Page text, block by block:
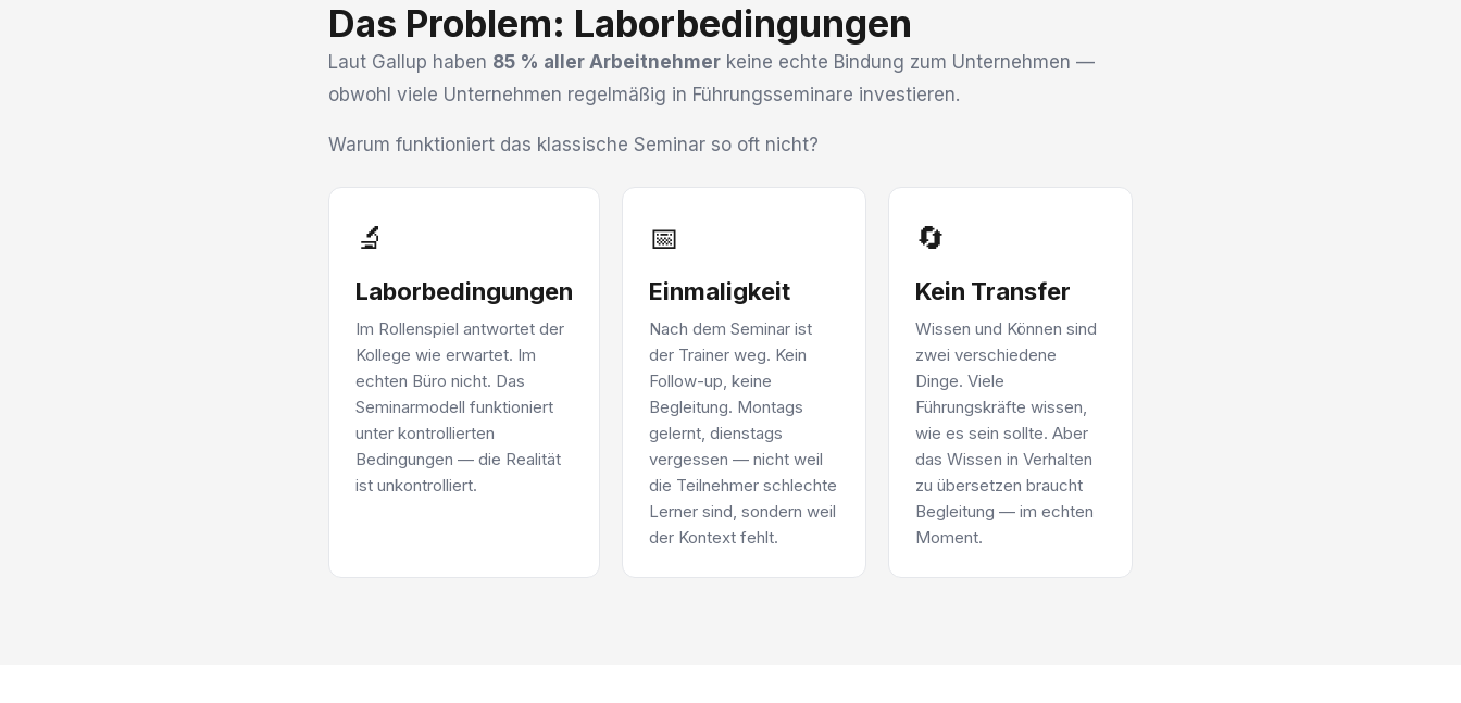
Das Problem: Laborbedingungen
Laut Gallup haben 85 % aller Arbeitnehmer keine echte Bindung zum Unternehmen —
obwohl viele Unternehmen regelmäßig in Führungsseminare investieren.
Warum funktioniert das klassische Seminar so oft nicht?
🔬
Laborbedingungen
Im Rollenspiel antwortet der
Kollege wie erwartet. Im
echten Büro nicht. Das
Seminarmodell funktioniert
unter kontrollierten
Bedingungen — die Realität
ist unkontrolliert.
📅
Einmaligkeit
Nach dem Seminar ist
der Trainer weg. Kein
Follow-up, keine
Begleitung. Montags
gelernt, dienstags
vergessen — nicht weil
die Teilnehmer schlechte
Lerner sind, sondern weil
der Kontext fehlt.
🔄
Kein Transfer
Wissen und Können sind
zwei verschiedene
Dinge. Viele
Führungskräfte wissen,
wie es sein sollte. Aber
das Wissen in Verhalten
zu übersetzen braucht
Begleitung — im echten
Moment.